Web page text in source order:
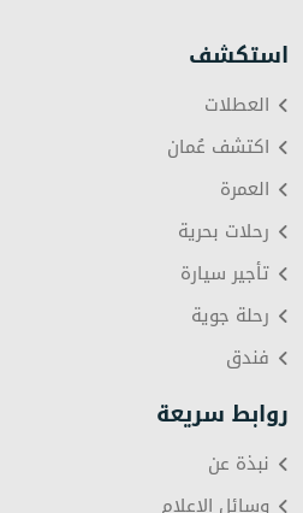
استكشف
العطلات
اكتشف عُمان
العمرة
رحلات بحرية
تأجير سيارة
رحلة جوية
فندق
روابط سريعة
نبذة عن
وسائل الإعلام